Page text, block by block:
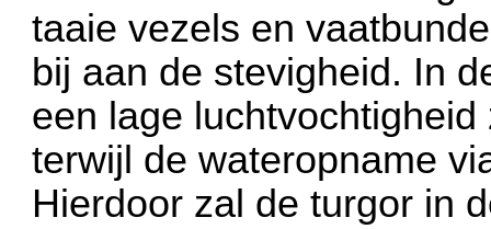
taaie vezels en
bij aan de stevigheid. In
een lage
terwijl de wateropname
Hierdoor zal de turgor in